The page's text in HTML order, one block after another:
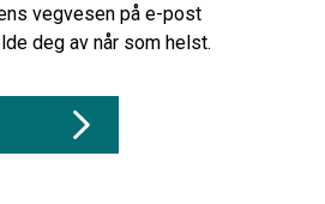
vegvesen på e-post
deg av når som helst.